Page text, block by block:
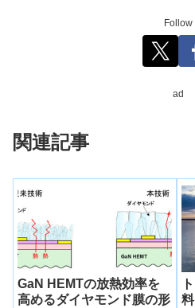
Follow
ad
関連記事
GaN HEMTの放熱効率を
高めるダイヤモンド膜の形